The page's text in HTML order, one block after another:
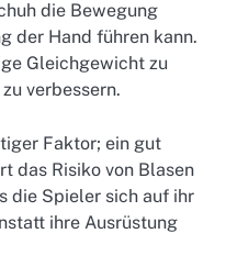
die Bewegung
der Hand führen kann.
Gleichgewicht zu
verbessern.
Faktor; ein gut
das Risiko von Blasen
die Spieler sich auf ihr
ihre Ausrüstung